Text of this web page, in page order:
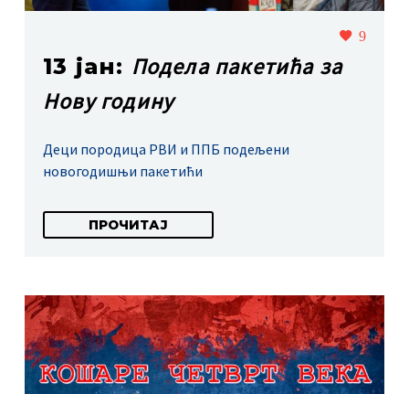
9
13 јан: Подела пакетића за
Нову годину
Деци породица РВИ и ППБ подељени
новогодишњи пакетићи
ПРОЧИТАЈ